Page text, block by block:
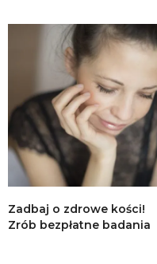
Zadbaj o zdrowe kości!
Zrób bezpłatne badania